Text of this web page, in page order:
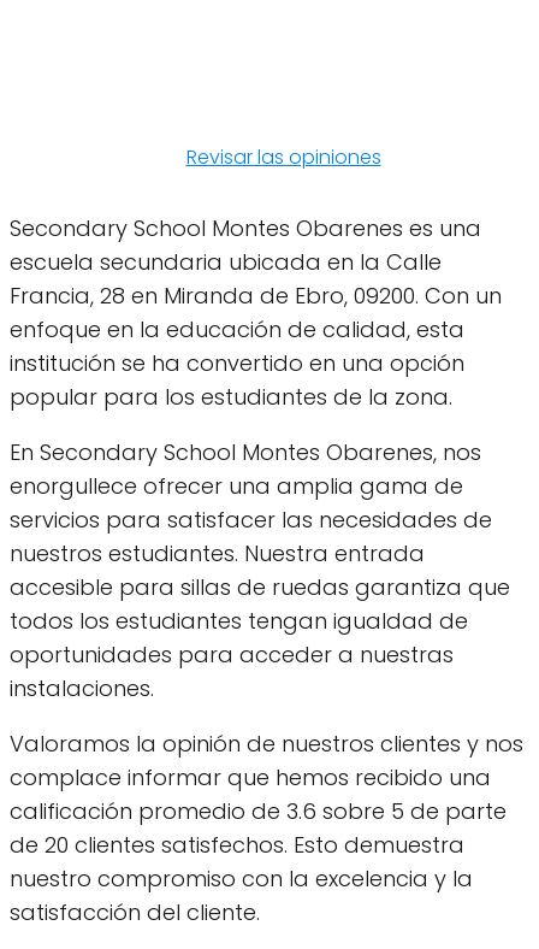
Revisar las opiniones
Secondary School Montes Obarenes es una
escuela secundaria ubicada en la Calle
Francia, 28 en Miranda de Ebro, 09200. Con un
enfoque en la educación de calidad, esta
institución se ha convertido en una opción
popular para los estudiantes de la zona.
En Secondary School Montes Obarenes, nos
enorgullece ofrecer una amplia gama de
servicios para satisfacer las necesidades de
nuestros estudiantes. Nuestra entrada
accesible para sillas de ruedas garantiza que
todos los estudiantes tengan igualdad de
oportunidades para acceder a nuestras
instalaciones.
Valoramos la opinión de nuestros clientes y nos
complace informar que hemos recibido una
calificación promedio de 3.6 sobre 5 de parte
de 20 clientes satisfechos. Esto demuestra
nuestro compromiso con la excelencia y la
satisfacción del cliente.